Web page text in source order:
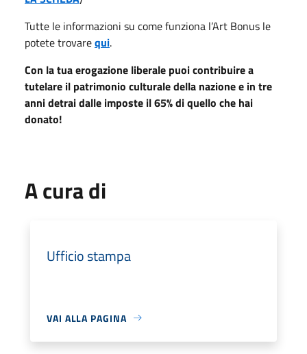
Tutte le informazioni su come funziona l’Art Bonus le
potete trovarequi.
Con la tua erogazione liberale puoi contribuire a
tutelare il patrimonio culturale della nazione e in tre
anni detrai dalle imposte il 65% di quello che hai
donato!
A cura di
Ufficio stampa
VAI ALLA PAGINA